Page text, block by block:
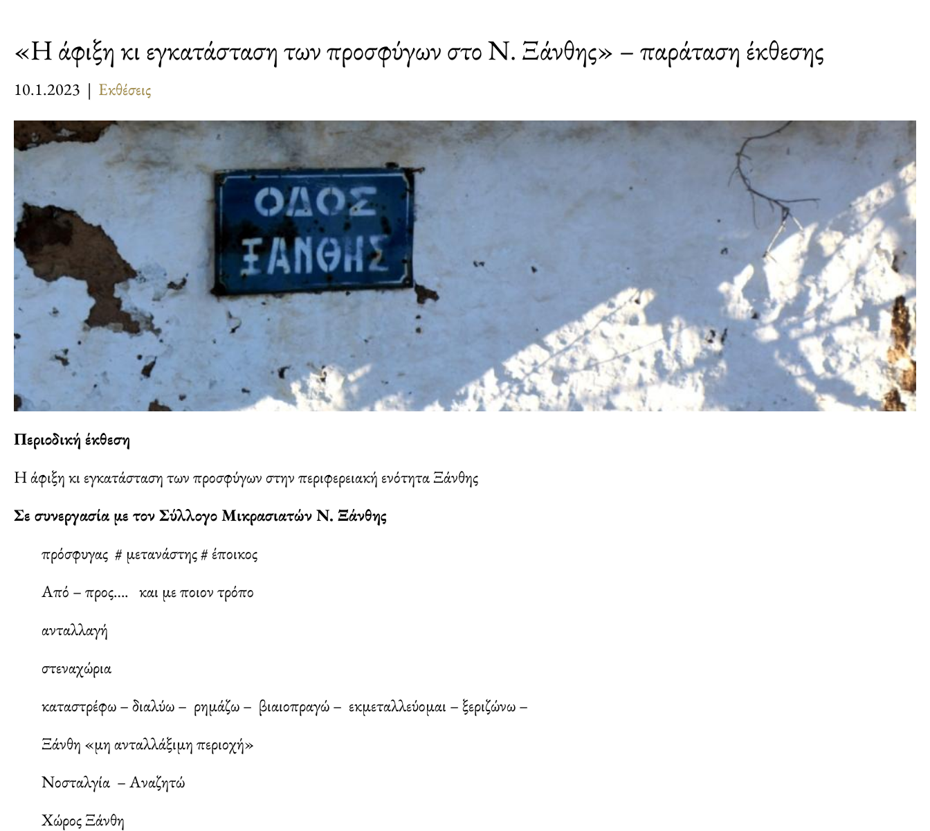
«Η άφιξη κι εγκατάσταση των προσφύγων στο Ν. Ξάνθης» – παράταση έκθεσης
10.1.2023 | Εκθέσεις
Περιοδική έκθεση
Η άφιξη κι εγκατάσταση των προσφύγων στην περιφερειακή ενότητα Ξάνθης
Σε συνεργασία με τον Σύλλογο Μικρασιατών Ν. Ξάνθης
πρόσφυγας # μετανάστης # έποικος
Από – προς…. και με ποιον τρόπο
ανταλλαγή
στεναχώρια
καταστρέφω – διαλύω – ρημάζω – βιαιοπραγώ – εκμεταλλεύομαι – ξεριζώνω –
Ξάνθη «μη ανταλλάξιμη περιοχή»
Νοσταλγία – Αναζητώ
Χώρος Ξάνθη